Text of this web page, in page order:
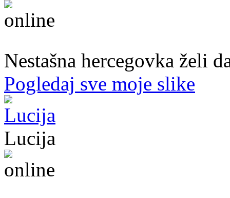
Nestašna hercegovka želi
Pogledaj sve moje slike
Lucija